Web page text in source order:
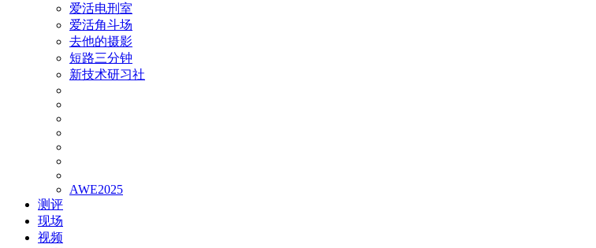
爱活电刑室
爱活角斗场
去他的摄影
短路三分钟
新技术研习社
AWE2025
测评
现场
视频